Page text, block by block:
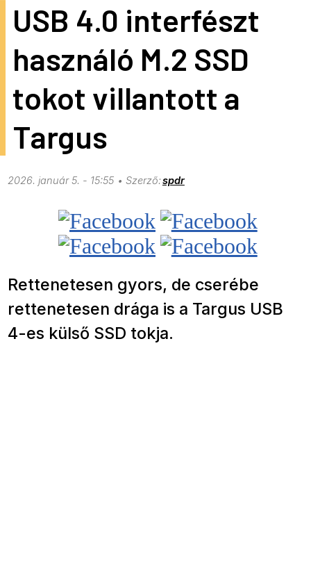
USB 4.0 interfészt
használó M.2 SSD
tokot villantott a
Targus
2026. január 5. - 15:55 spdr
Rettenetesen gyors, de cserébe
rettenetesen drága is a Targus USB
4-es külső SSD tokja.